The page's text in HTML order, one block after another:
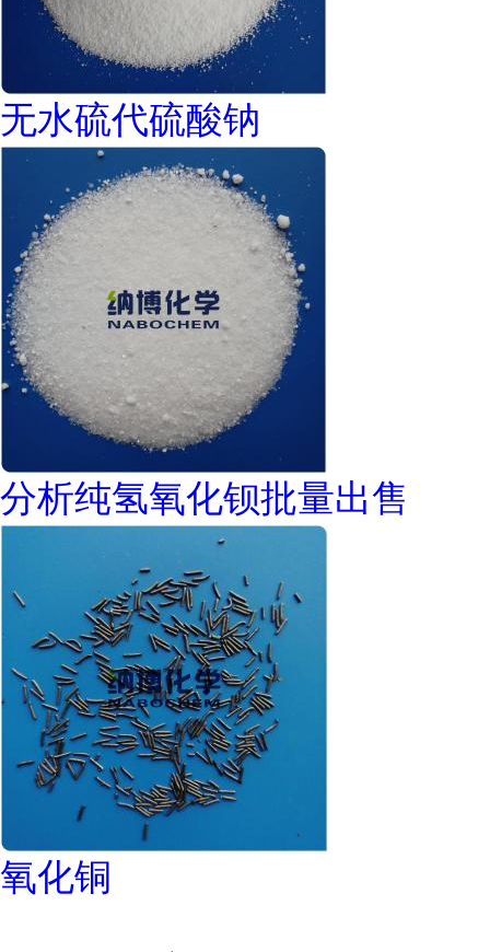
无水硫代硫酸钠
分析纯氢氧化钡批量出售
氧化铜